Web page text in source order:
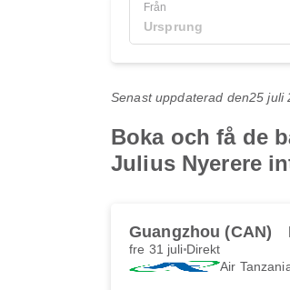
Från
Senast uppdaterad den25 juli
Boka och få de
Julius Nyerere
Guangzhou (CAN)
fre 31 juli Direkt
Air